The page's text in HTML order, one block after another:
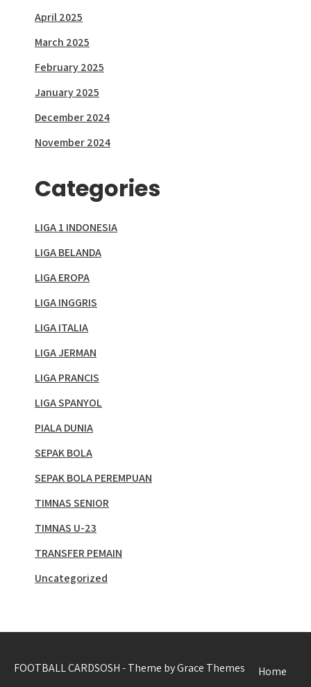
April 2025
March 2025
February 2025
January 2025
December 2024
November 2024
Categories
LIGA 1 INDONESIA
LIGA BELANDA
LIGA EROPA
LIGA INGGRIS
LIGA ITALIA
LIGA JERMAN
LIGA PRANCIS
LIGA SPANYOL
PIALA DUNIA
SEPAK BOLA
SEPAK BOLA PEREMPUAN
TIMNAS SENIOR
TIMNAS U-23
TRANSFER PEMAIN
Uncategorized
FOOTBALL CARDSOSH - Theme by Grace Themes Home